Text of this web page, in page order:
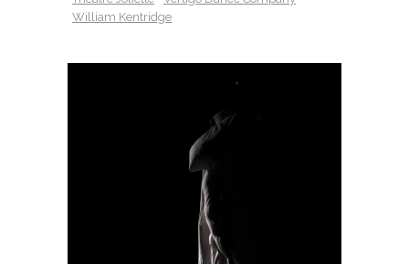
William Kentridge